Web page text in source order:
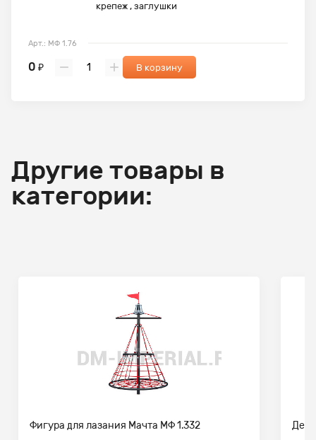
крепеж , заглушки
Арт.: МФ 1.76
0 ₽ В корзину
Другие товары в
категории:
Фигура для лазания Мачта МФ 1.332